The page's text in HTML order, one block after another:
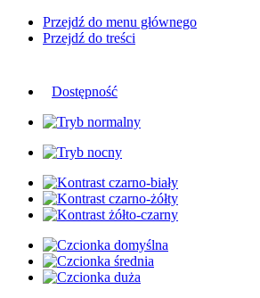
Przejdź do menu głównego
Przejdź do treści
Dostępność